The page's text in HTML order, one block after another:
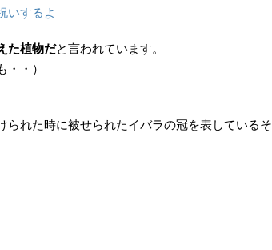
いするよ
た植物だと言われています。
・）
れた時に被せられたイバラの冠を表しているそ